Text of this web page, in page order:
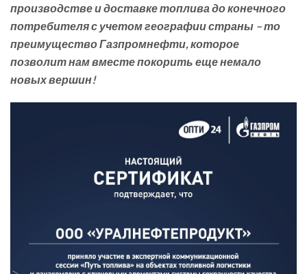
производстве и доставке топлива до конечного
потребителя с учетом географии страны – то
преимущество Газпромнефти, которое
позволит нам вместе покорить еще немало
новых вершин!